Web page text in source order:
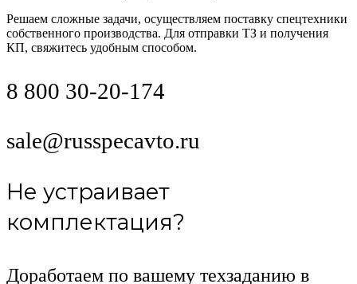
Решаем сложные задачи, осуществляем поставку спецтехники
собственного производства. Для отправки ТЗ и получения
КП, свяжитесь удобным способом.
8 800 30-20-174
sale@russpecavto.ru
Не устраивает
комплектация?
Доработаем по вашему техзаданию в